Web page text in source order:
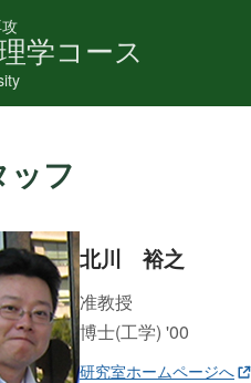
学コース
ッフ
北川 裕之
准教授
博士(工学) '00
研究室ホームページへ